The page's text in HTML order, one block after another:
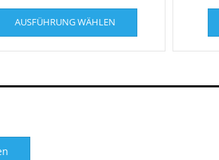
AUSFÜHRUNG WÄHLEN
Dieses
weist
mehrere
auf.